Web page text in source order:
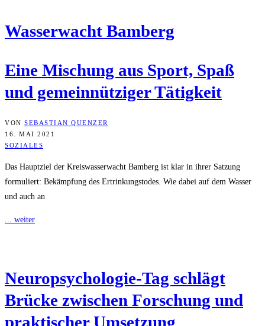
Was­ser­wacht Bamberg
Eine Mischung aus Sport, Spaß
und gemein­nüt­zi­ger Tätigkeit
VON SEBASTIAN QUENZER
16. MAI 2021
SOZIALES
Das Hauptziel der Kreiswasserwacht Bamberg ist klar in ihrer Satzung
formuliert: Bekämpfung des Ertrinkungstodes. Wie dabei auf dem Wasser
und auch an
... weiter
Neu­ro­psy­cho­lo­gie-Tag schlägt
Brü­cke zwi­schen For­schung und
prak­ti­scher Umsetzung